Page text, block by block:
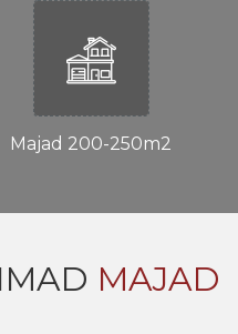
Majad 200-250m2
MAJAD